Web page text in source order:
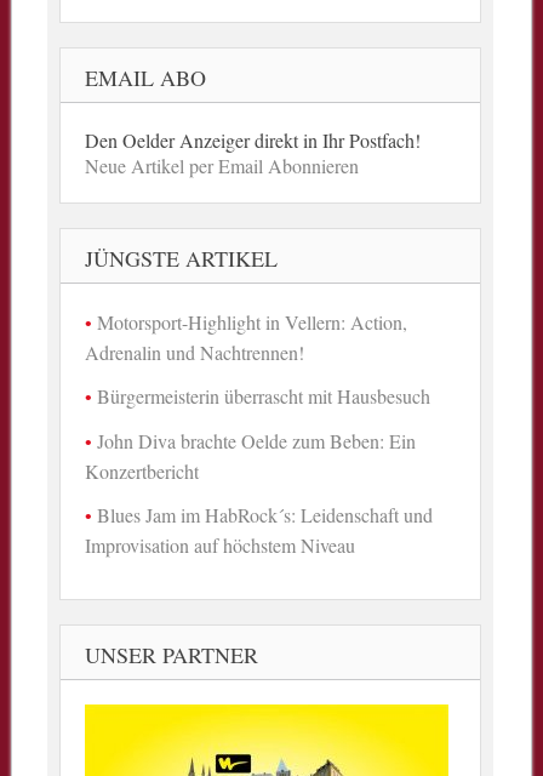
EMAIL ABO
Den Oelder Anzeiger direkt in Ihr Postfach!
Neue Artikel per Email Abonnieren
JÜNGSTE ARTIKEL
Motorsport-Highlight in Vellern: Action,
Adrenalin und Nachtrennen!
Bürgermeisterin überrascht mit Hausbesuch
John Diva brachte Oelde zum Beben: Ein
Konzertbericht
Blues Jam im HabRock´s: Leidenschaft und
Improvisation auf höchstem Niveau
UNSER PARTNER